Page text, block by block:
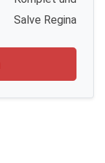
Salve Regina